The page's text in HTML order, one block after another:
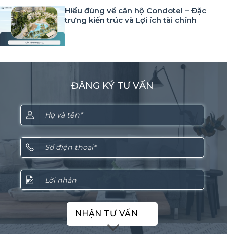
Hiểu đúng về căn hộ Condotel – Đặc
trưng kiến trúc và Lợi ích tài chính
ĐĂNG KÝ TƯ VẤN
NHẬN TƯ VẤN